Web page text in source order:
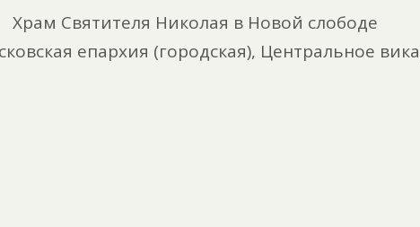
Храм Святителя Николая в Новой слободе
епархия (городская), Центральное